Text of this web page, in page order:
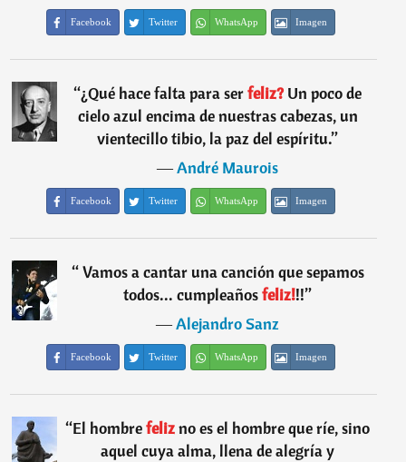
Facebook Twitter WhatsApp Imagen
“¿Qué hace falta para serfeliz? Un poco de
cielo azul encima de nuestras cabezas, un
vientecillo tibio, la paz del espíritu.”
―André Maurois
Facebook Twitter WhatsApp Imagen
“ Vamos a cantar una canción que sepamos
todos... cumpleañosfeliz!!!”
―Alejandro Sanz
Facebook Twitter WhatsApp Imagen
“El hombrefelizno es el hombre que ríe, sino
aquel cuya alma, llena de alegría y